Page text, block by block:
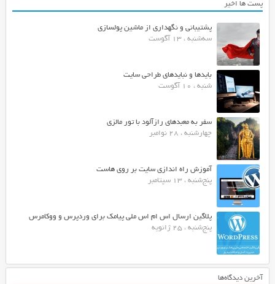
پست ها اخیر
پشتیبانی و نگهداری از ماشین پولسازی
سه‌شنبه ، 13 آگوست
بایدها و نبایدهای طراحی سایت
شنبه ، 10 آگوست
سفر به معبدهای رازآلود با تور مالزی
چهارشنبه ، 28 نوامبر
آموزش راه اندازی سایت بر روی هاست
پنج‌شنبه ، 13 سپتامبر
پلاگین ارسال اس ام اس ملی پیامک برای وردپرس و ووکامرس
پنج‌شنبه ، 25 ژانویه
آخرین دیدگاه‌ها